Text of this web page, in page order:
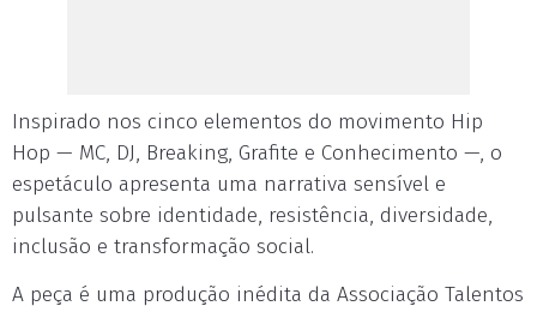
Inspirado nos cinco elementos do movimento Hip
Hop — MC, DJ, Breaking, Grafite e Conhecimento —, o
espetáculo apresenta uma narrativa sensível e
pulsante sobre identidade, resistência, diversidade,
inclusão e transformação social.
A peça é uma produção inédita da Associação Talentos